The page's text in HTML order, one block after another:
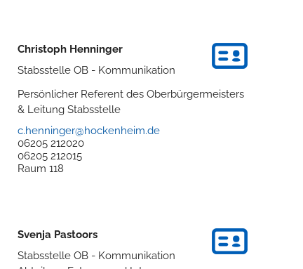
Christoph Henninger
Stabsstelle OB - Kommunikation
Persönlicher Referent des Oberbürgermeisters
& Leitung Stabsstelle
c.henninger@hockenheim.de
06205 212020
06205 212015
Raum 118
Svenja Pastoors
Stabsstelle OB - Kommunikation